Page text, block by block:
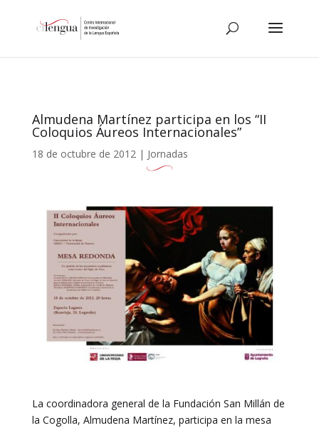
Almudena Martínez participa en los “II
Coloquios Áureos Internacionales”
18 de octubre de 2012| Jornadas
La coordinadora general de la Fundación San Millán de
la Cogolla, Almudena Martínez, participa en la mesa